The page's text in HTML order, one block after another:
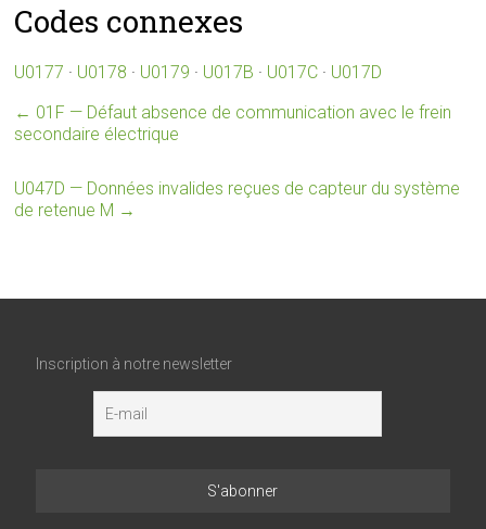
Codes connexes
U0177 · U0178 · U0179 · U017B · U017C · U017D
← 01F — Défaut absence de communication avec le frein
secondaire électrique
U047D — Données invalides reçues de capteur du système
de retenue M →
Inscription à notre newsletter